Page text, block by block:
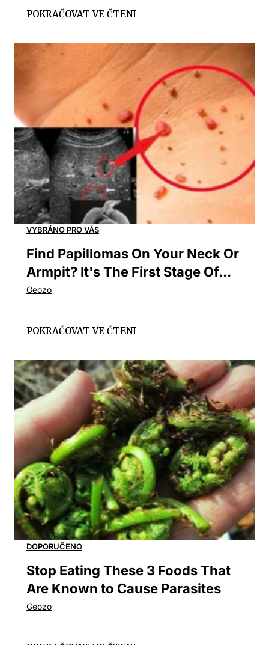
Find Papillomas On Your Neck Or
Armpit? It's The First Stage Of...
Stop Eating These 3 Foods That
Are Known to Cause Parasites